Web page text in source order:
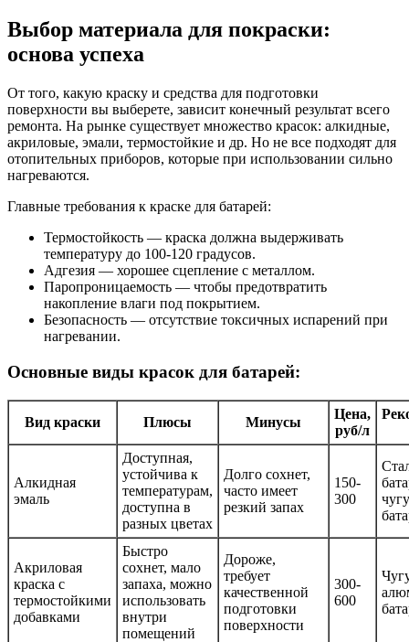
Выбор материала для покраски:
основа успеха
От того, какую краску и средства для подготовки
поверхности вы выберете, зависит конечный результат всего
ремонта. На рынке существует множество красок: алкидные,
акриловые, эмали, термостойкие и др. Но не все подходят для
отопительных приборов, которые при использовании сильно
нагреваются.
Главные требования к краске для батарей:
Термостойкость — краска должна выдерживать
температуру до 100-120 градусов.
Адгезия — хорошее сцепление с металлом.
Паропроницаемость — чтобы предотвратить
накопление влаги под покрытием.
Безопасность — отсутствие токсичных испарений при
нагревании.
Основные виды красок для батарей:
Вид краски Плюсы Минусы
Цена,
руб/л
Алкидная
эмаль
Доступная,
устойчива к
температурам,
доступна в
разных цветах
Долго сохнет,
часто имеет
резкий запах
150-
300
Акриловая
краска с
термостойкими
добавками
Быстро
сохнет, мало
запаха, можно
использовать
внутри
помещений
Дороже,
требует
качественной
подготовки
поверхности
300-
600